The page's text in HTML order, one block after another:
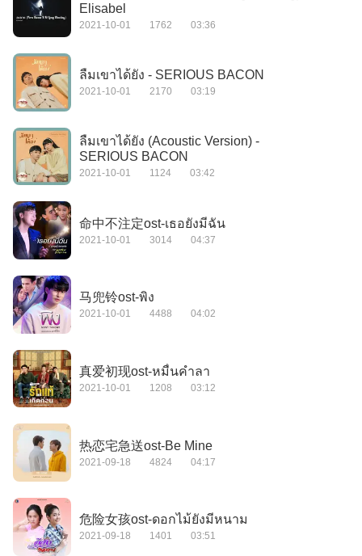
Elisabel
2021-10-01 1762 03:36
ลืมเขาได้ยัง - SERIOUS BACON
2021-10-01 2170 03:19
ลืมเขาได้ยัง (Acoustic Version) -
SERIOUS BACON
2021-10-01 1124 03:42
命中不注定ost-เธอยังมีฉัน
2021-10-01 3014 04:37
马兜铃ost-พิง
2021-10-01 4488 04:02
真爱初现ost-หมื่นคำลา
2021-10-01 1208 03:12
热恋宅急送ost-Be Mine
2021-09-18 4824 04:17
危险女孩ost-ดอกไม้ยังมีหนาม
2021-09-18 1401 03:51